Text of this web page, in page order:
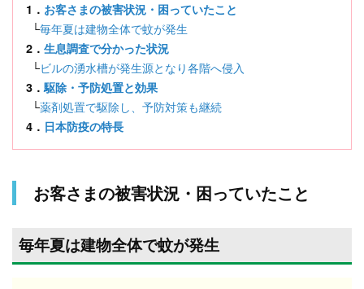
1． お客さまの被害状況・困っていたこと
└毎年夏は建物全体で蚊が発生
2． 生息調査で分かった状況
└ビルの湧水槽が発生源となり各階へ侵入
3．駆除・予防処置と効果
└薬剤処置で駆除し、予防対策も継続
4． 日本防疫の特長
お客さまの被害状況・困っていたこと
毎年夏は建物全体で蚊が発生